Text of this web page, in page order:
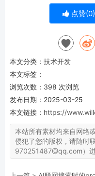
点赞(0)
本文分类： 技术开发
本文标签：
浏览次数： 398 次浏览
发布日期：2025-03-25
本文链接： https://
本站所有素材均来自网络
侵犯了您的版权，请随时
970251487@qq.com）进